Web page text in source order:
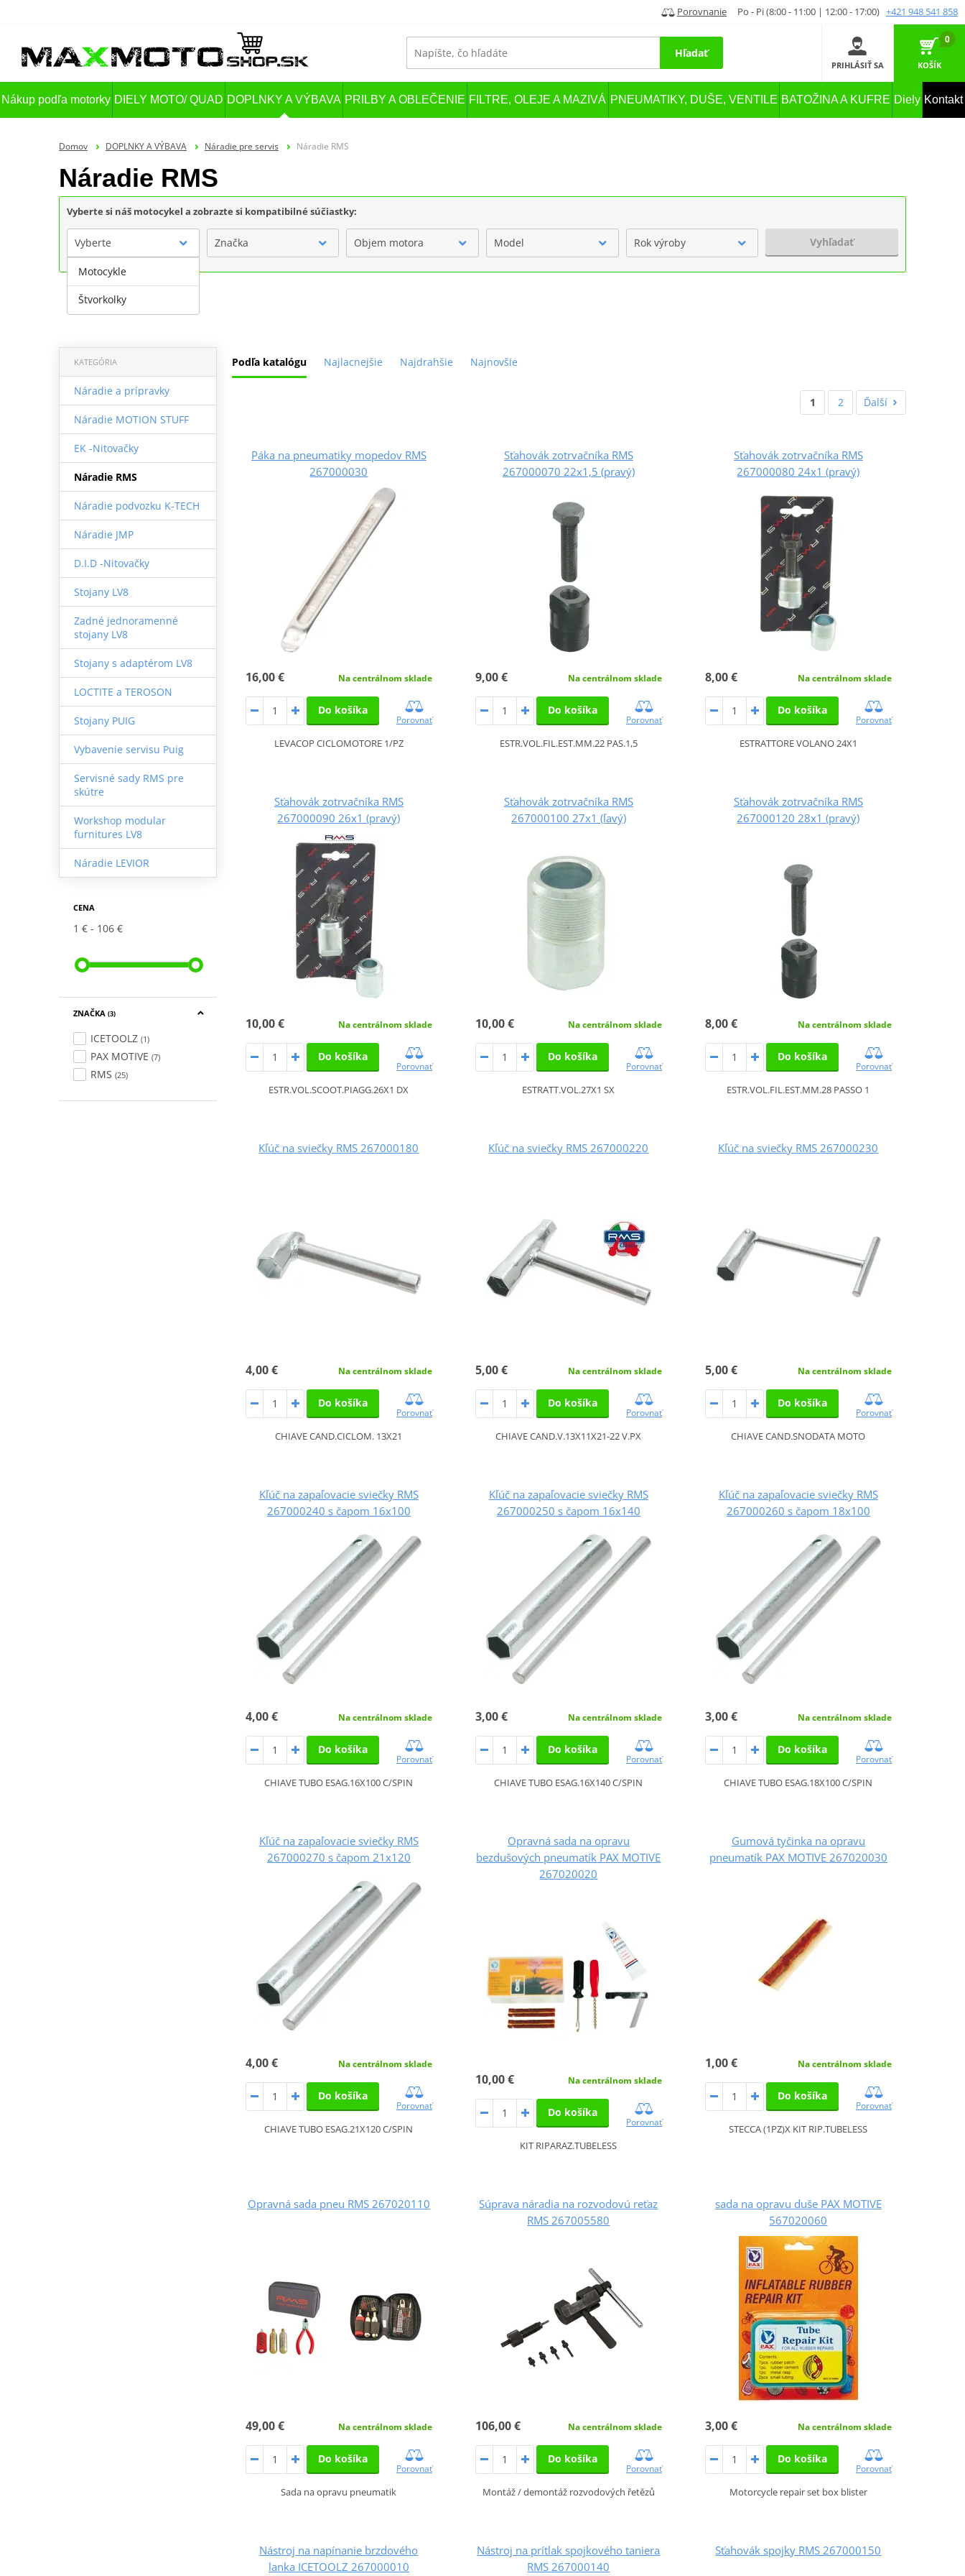
Porovnanie Po - Pi (8:00 - 11:00 | 12:00 - 17:00) +421 948 541 858
Hľadať
PRIHLÁSIŤ SA
0
KOŠÍK
Nákup podľa motorky DIELY MOTO/ QUAD DOPLNKY A VÝBAVA PRILBY A OBLEČENIE FILTRE, OLEJE A MAZIVÁ PNEUMATIKY, DUŠE, VENTILE BATOŽINA A KUFRE Diely Kontakt
Domov DOPLNKY A VÝBAVA Náradie pre servis Náradie RMS
Náradie RMS
Vyberte si náš motocykel a zobrazte si kompatibilné súčiastky:
Vyberte Značka Objem motora Model Rok výroby Vyhľadať
Podľa katalógu Najlacnejšie Najdrahšie Najnovšie
KATEGÓRIA
Náradie a prípravky
Náradie MOTION STUFF
EK -Nitovačky
Náradie RMS
Náradie podvozku K-TECH
Náradie JMP
D.I.D -Nitovačky
Stojany LV8
Zadné jednoramenné
stojany LV8
Stojany s adaptérom LV8
LOCTITE a TEROSON
Stojany PUIG
Vybavenie servisu Puig
Servisné sady RMS pre
skútre
Workshop modular
furnitures LV8
Náradie LEVIOR
CENA
1 € 106 €
ZNAČKA (3)
ICETOOLZ (1)
PAX MOTIVE (7)
RMS (25)
1 2 Ďalší
Páka na pneumatiky mopedov RMS
267000030
16,00 € Na centrálnom sklade
Do košíka
Porovnať
LEVACOP CICLOMOTORE 1/PZ
Sťahovák zotrvačníka RMS
267000070 22x1,5 (pravý)
9,00 € Na centrálnom sklade
Do košíka
Porovnať
ESTR.VOL.FIL.EST.MM.22 PAS.1,5
Sťahovák zotrvačníka RMS
267000080 24x1 (pravý)
8,00 € Na centrálnom sklade
Do košíka
Porovnať
ESTRATTORE VOLANO 24X1
Sťahovák zotrvačníka RMS
267000090 26x1 (pravý)
10,00 € Na centrálnom sklade
Do košíka
Porovnať
ESTR.VOL.SCOOT.PIAGG.26X1 DX
Sťahovák zotrvačníka RMS
267000100 27x1 (ľavý)
10,00 € Na centrálnom sklade
Do košíka
Porovnať
ESTRATT.VOL.27X1 SX
Sťahovák zotrvačníka RMS
267000120 28x1 (pravý)
8,00 € Na centrálnom sklade
Do košíka
Porovnať
ESTR.VOL.FIL.EST.MM.28 PASSO 1
Kľúč na sviečky RMS 267000180
4,00 € Na centrálnom sklade
Do košíka
Porovnať
CHIAVE CAND.CICLOM. 13X21
Kľúč na sviečky RMS 267000220
5,00 € Na centrálnom sklade
Do košíka
Porovnať
CHIAVE CAND.V.13X11X21-22 V.PX
Kľúč na sviečky RMS 267000230
5,00 € Na centrálnom sklade
Do košíka
Porovnať
CHIAVE CAND.SNODATA MOTO
Kľúč na zapaľovacie sviečky RMS
267000240 s čapom 16x100
4,00 € Na centrálnom sklade
Do košíka
Porovnať
CHIAVE TUBO ESAG.16X100 C/SPIN
Kľúč na zapaľovacie sviečky RMS
267000250 s čapom 16x140
3,00 € Na centrálnom sklade
Do košíka
Porovnať
CHIAVE TUBO ESAG.16X140 C/SPIN
Kľúč na zapaľovacie sviečky RMS
267000260 s čapom 18x100
3,00 € Na centrálnom sklade
Do košíka
Porovnať
CHIAVE TUBO ESAG.18X100 C/SPIN
Kľúč na zapaľovacie sviečky RMS
267000270 s čapom 21x120
4,00 € Na centrálnom sklade
Do košíka
Porovnať
CHIAVE TUBO ESAG.21X120 C/SPIN
Opravná sada na opravu
bezdušových pneumatík PAX MOTIVE
267020020
10,00 € Na centrálnom sklade
Do košíka
Porovnať
KIT RIPARAZ.TUBELESS
Gumová tyčinka na opravu
pneumatík PAX MOTIVE 267020030
1,00 € Na centrálnom sklade
Do košíka
Porovnať
STECCA (1PZ)X KIT RIP.TUBELESS
Opravná sada pneu RMS 267020110
49,00 € Na centrálnom sklade
Do košíka
Porovnať
Sada na opravu pneumatik
Súprava náradia na rozvodovú reťaz
RMS 267005580
106,00 € Na centrálnom sklade
Do košíka
Porovnať
Montáž / demontáž rozvodových řetězů
sada na opravu duše PAX MOTIVE
567020060
3,00 € Na centrálnom sklade
Do košíka
Porovnať
Motorcycle repair set box blister
Nástroj na napínanie brzdového
lanka ICETOOLZ 267000010
Nástroj na prítlak spojkového taniera
RMS 267000140
Sťahovák spojky RMS 267000150
Motocykle
Štvorkolky